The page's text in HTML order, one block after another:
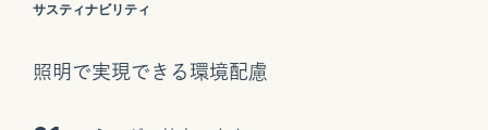
サスティナビリティ
照明で実現できる環境配慮